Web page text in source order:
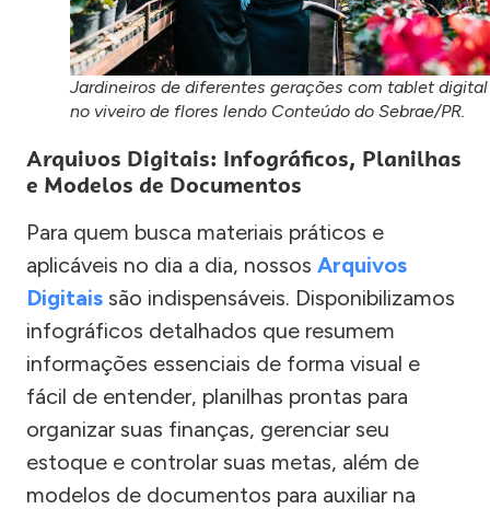
Jardineiros de diferentes gerações com tablet digital
no viveiro de flores lendo Conteúdo do Sebrae/PR.
Arquivos Digitais: Infográficos, Planilhas
e Modelos de Documentos
Para quem busca materiais práticos e
aplicáveis no dia a dia, nossos Arquivos
Digitais são indispensáveis. Disponibilizamos
infográficos detalhados que resumem
informações essenciais de forma visual e
fácil de entender, planilhas prontas para
organizar suas finanças, gerenciar seu
estoque e controlar suas metas, além de
modelos de documentos para auxiliar na